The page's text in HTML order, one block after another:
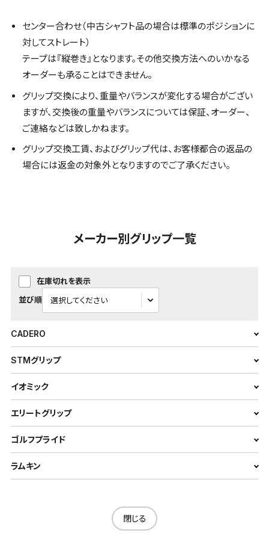
センター合わせ（中古シャフト品の場合は標準のポジションに
対してストレート）
テープは『縦巻き』となります。その他交換方法へのいかなる
オーダーも承ることはできません。
グリップ交換により、重量やバランスが変化する場合がござい
ますが、交換後の重量やバランスについては保証、オーダー、
ご連絡などは致しかねます。
グリップ交換工賃、およびグリップ代は、お客様都合の返品の
場合には返金の対象外となりますのでご了承ください。
メーカー別グリップ一覧
在庫切れを表示
並び順
CADERO
STMグリップ
イオミック
エリートグリップ
ゴルフプライド
ラムキン
閉じる